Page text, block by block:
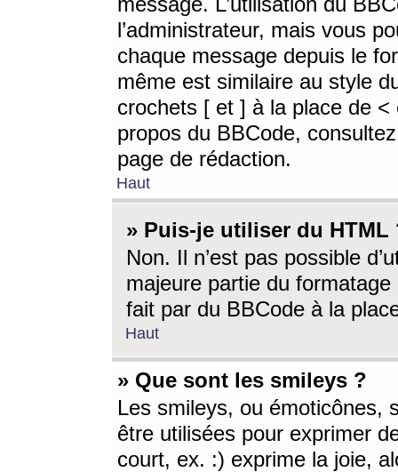
l’administrateur, mais vous
chaque message depuis le
même est similaire au style
crochets [ et ] à la place de <
propos du BBCode,
page de rédaction.
Haut
» Puis-je utiliser du HTML
Non. Il n’est pas possible
majeure partie du
fait par du BBCode à la
Haut
» Que sont les smileys ?
Les smileys, ou émoticônes,
être utilisées pour exprimer
court, ex. :) exprime la joie,